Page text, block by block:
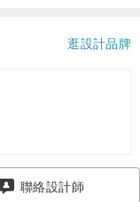
逛設計品牌
聯絡設計師